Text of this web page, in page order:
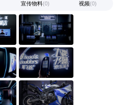
宣传物料(0) 视频(0)